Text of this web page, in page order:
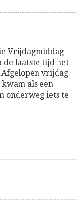
Vrijdagmiddag
de laatste tijd het
vrijdag
als een
onderweg iets te